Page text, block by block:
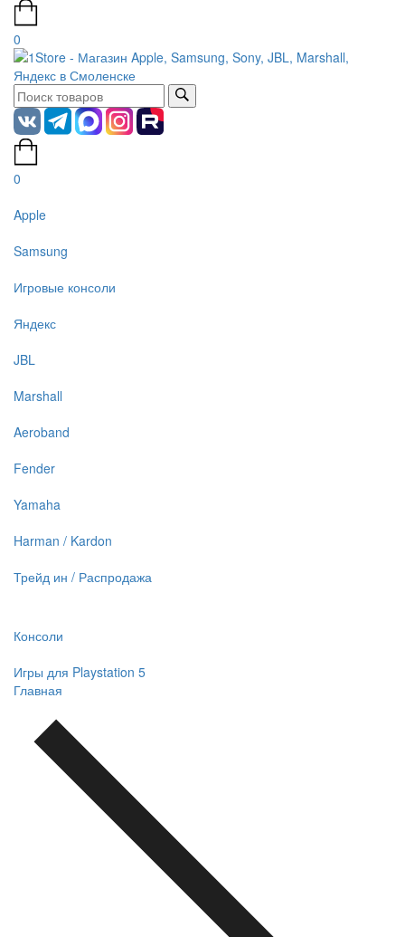
0
0
Apple
Samsung
Игровые консоли
Яндекс
JBL
Marshall
Aeroband
Fender
Yamaha
Harman / Kardon
Трейд ин / Распродажа
Консоли
Игры для Playstation 5
Главная